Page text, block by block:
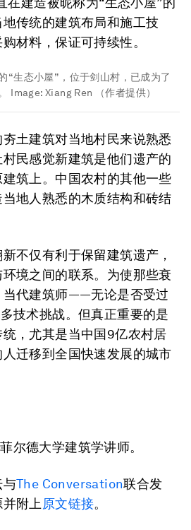
传统的建筑布局和施工技
材料，保证可持续性。
“生态小屋”，位于剑山村，已成为了
Image:Xiang Ren （作者提供）
土建筑对当地村民来说熟悉
民感觉新建筑是他们遗产的
筑上。中国农村的其他一些
地人熟悉的木质结构和砖结
不仅有利于保留建筑遗产，
境之间的联系。为使那些衰
当代建筑师——无论是否受过
技术挑战。但真正重要的是
，尤其是当中国9亿农村居
迁移到全国快速发展的城市
尔德大学建筑学讲师。
与The Conversation联合发
附上 原文链接。